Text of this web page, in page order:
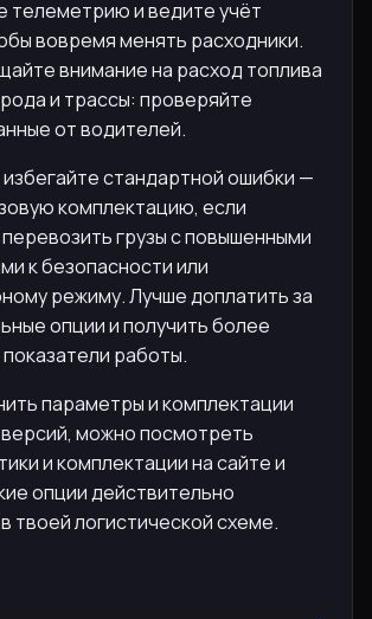
телеметрию и ведите учёт
вовремя менять расходники.
внимание на расход топлива
и трассы: проверяйте
от водителей.
стандартной ошибки —
комплектацию, если
грузы с повышенными
к безопасности или
режиму. Лучше доплатить за
опции и получить более
работы.
параметры и комплектации
можно посмотреть
и комплектации на сайте и
опции действительно
твоей логистической схеме.